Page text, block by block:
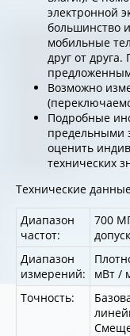
электронной
большинство
мобильные
друг от
Возможно
Подробные
предельными
оценить
технических
Технические
Диапазон
частот:
700
Диапазон
измерений:
мВт /
Точность: